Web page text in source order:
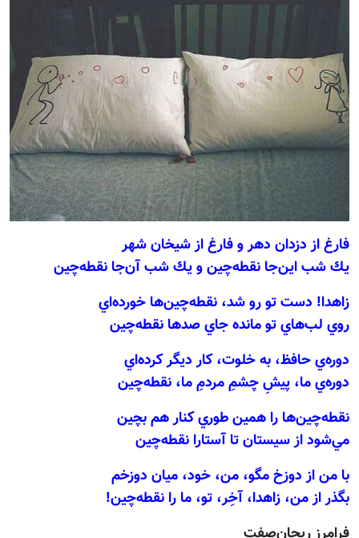
فارغ از دزدان دهر و فارغ از شيخان شهر
يك شب اين‌جا نقطه‌چين و يك شب آن‌جا نقطه‌چين
زاهدا! دست تو رو شد، نقطه‌چين‌ها خورده‌اي
روي لب‌هاي تو مانده جاي صدها نقطه‌چين
دوره‌ي حافظ، به خلوت، كار ديگر كرده‌اي
دوره‌ي ما، پيشِ چشمِ مردمِ ما، نقطه‌چين
نقطه‌چين‌ها را همين طوري كنار هم بچين
مي‌شود از سيستان تا آستارا نقطه‌چين
با من از دوزخ مگو، من، خود، ميان دوزخم
بگذر از من، زاهدا، آخِر، تو، ما را نقطه‌چين!